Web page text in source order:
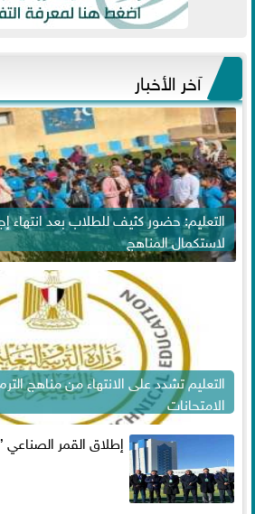
آخر الأخبار
التعليم: حضور كثيف للطلاب بعد انتهاء
لاستكمال المناهج
الامتحانات
إطلاق القمر الصناعي